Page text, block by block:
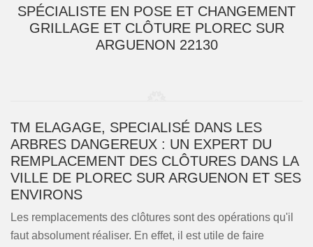
SPÉCIALISTE EN POSE ET CHANGEMENT
GRILLAGE ET CLÔTURE PLOREC SUR
ARGUENON 22130
TM ELAGAGE, SPECIALISÉ DANS LES
ARBRES DANGEREUX : UN EXPERT DU
REMPLACEMENT DES CLÔTURES DANS LA
VILLE DE PLOREC SUR ARGUENON ET SES
ENVIRONS
Les remplacements des clôtures sont des opérations qu'il
faut absolument réaliser. En effet, il est utile de faire